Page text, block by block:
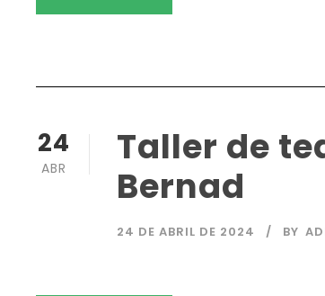
24
ABR
Taller de
Bernad
24 DE ABRIL DE 2024 BY